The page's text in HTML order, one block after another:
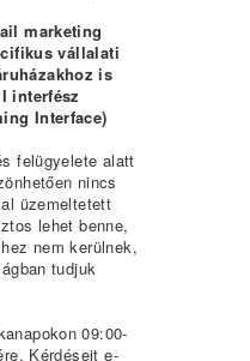
marketing
vállalati
is
interfész
Interface)
felügyelete alatt
nincs
üzemeltetett
lehet benne,
nem kerülnek,
tudjuk
09:00-
Kérdéseit e-